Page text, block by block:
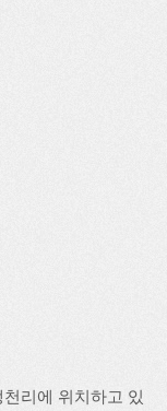
리에 위치하고 있